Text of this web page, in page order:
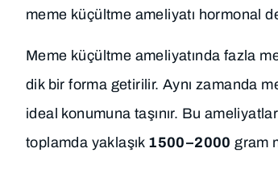
meme küçültme ameliyatı hormonal
Meme küçültme ameliyatında fazla
dik bir forma getirilir. Aynı zamanda
ideal konumuna taşınır. Bu
toplamda yaklaşık 1500–2000 gram